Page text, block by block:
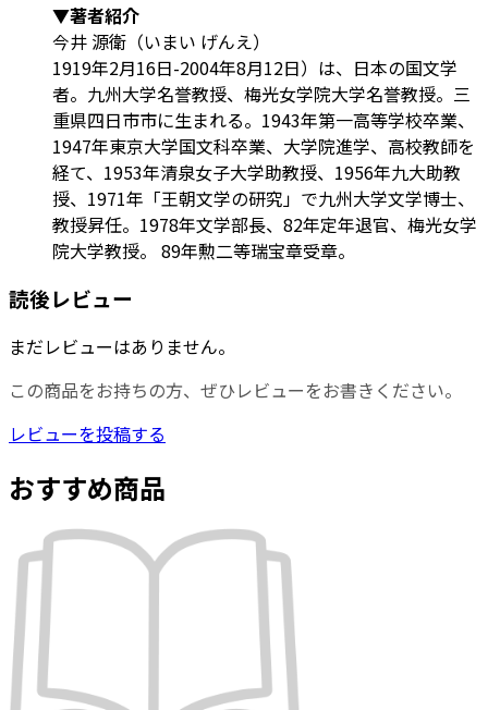
▼著者紹介
今井 源衛（いまい げんえ）
1919年2月16日-2004年8月12日）は、日本の国文学
者。九州大学名誉教授、梅光女学院大学名誉教授。三
重県四日市市に生まれる。1943年第一高等学校卒業、
1947年東京大学国文科卒業、大学院進学、高校教師を
経て、1953年清泉女子大学助教授、1956年九大助教
授、1971年「王朝文学の研究」で九州大学文学博士、
教授昇任。1978年文学部長、82年定年退官、梅光女学
院大学教授。 89年勲二等瑞宝章受章。
読後レビュー
まだレビューはありません。
この商品をお持ちの方、ぜひレビューをお書きください。
レビューを投稿する
おすすめ商品